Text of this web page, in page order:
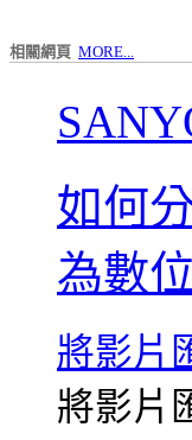
相關網頁 MORE...
如何
為數
將影片
將影片